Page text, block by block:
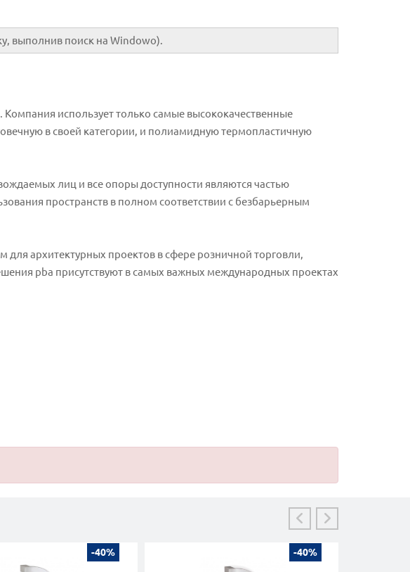
выполнив поиск на Windowo).
Компания использует только самые высококачественные
в своей категории, и полиамидную термопластичную
лиц и все опоры доступности являются частью
пространств в полном соответствии с безбарьерным
для архитектурных проектов в сфере розничной торговли,
pba присутствуют в самых важных международных проектах
-40% -40%